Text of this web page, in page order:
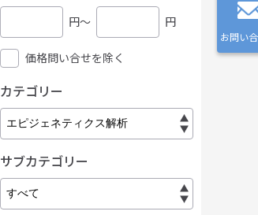
お問い
円〜 円
価格問い合せを除く
カテゴリー
サブカテゴリー